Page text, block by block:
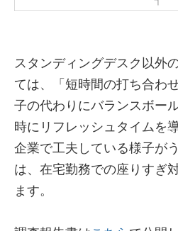
スタンディングデスク以外
ては、「短時間の打ち合わ
子の代わりにバランスボー
時にリフレッシュタイムを
企業で工夫している様子が
は、在宅勤務での座りすぎ
ます。